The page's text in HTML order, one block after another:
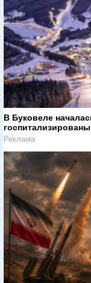
В Буковеле
госпитализированы
Реклама